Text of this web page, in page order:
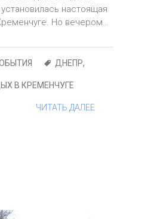
настоящая
Но вечером…
ДНЕПР,
В КРЕМЕНЧУГЕ
ЧИТАТЬ ДАЛЕЕ